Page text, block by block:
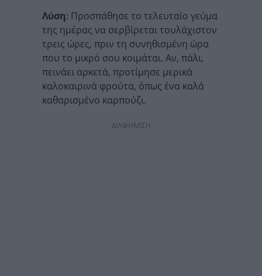
Λύση: Προσπάθησε το τελευταίο γεύμα
της ημέρας να σερβίρεται τουλάχιστον
τρεις ώρες, πριν τη συνηθισμένη ώρα
που το μικρό σου κοιμάται. Αν, πάλι,
πεινάει αρκετά, προτίμησε μερικά
καλοκαιρινά φρούτα, όπως ένα καλά
καθαρισμένο καρπούζι.
ΔΙΑΦΗΜΙΣΗ